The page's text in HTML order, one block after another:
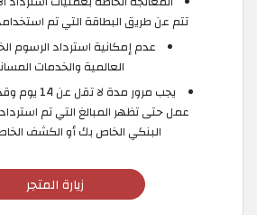
تتم عن طريق البطاقة التي تم
عدم إمكانية استرداد الرسوم
العالمية والخدمات
عمل حتى تظهر المبالغ التي تم
البنكي الخاص بك أو الكشف
زيارة المتجر